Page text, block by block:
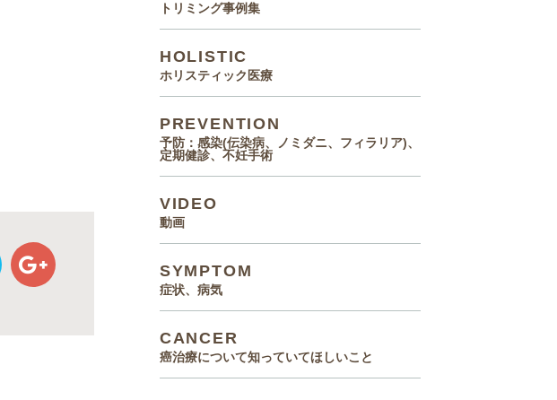
トリミング事例集
HOLISTIC
ホリスティック医療
PREVENTION
予防：感染(伝染病、ノミダニ、フィラリア)、
定期健診、不妊手術
VIDEO
動画
SYMPTOM
症状、病気
CANCER
癌治療について知っていてほしいこと